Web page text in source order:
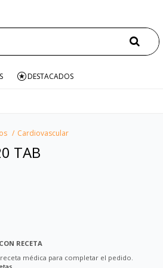
DESTACADOS
Cardiovascular
TAB
RECETA
médica para completar el pedido.